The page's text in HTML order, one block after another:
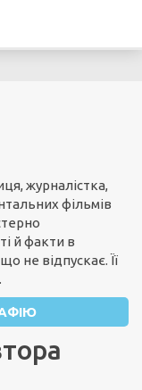
журналістка,
фільмів
й факти в
не відпускає. Її